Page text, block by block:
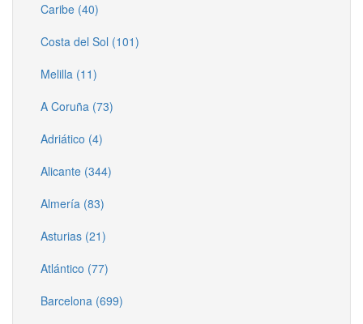
Caribe (40)
Costa del Sol (101)
Melilla (11)
A Coruña (73)
Adriático (4)
Alicante (344)
Almería (83)
Asturias (21)
Atlántico (77)
Barcelona (699)